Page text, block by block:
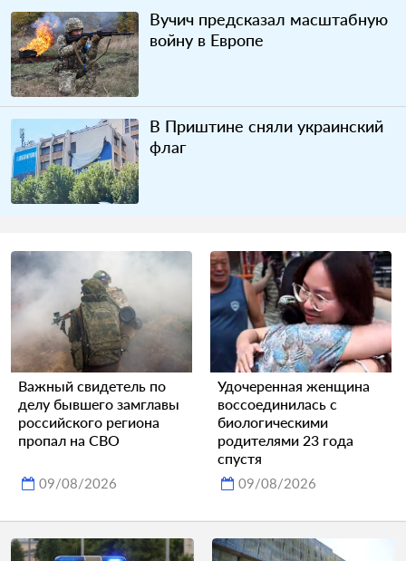
Вучич предсказал масштабную
войну в Европе
В Приштине сняли украинский
флаг
Важный свидетель по
делу бывшего замглавы
российского региона
пропал на СВО
09/08/2026
Удочеренная женщина
воссоединилась с
биологическими
родителями 23 года
спустя
09/08/2026